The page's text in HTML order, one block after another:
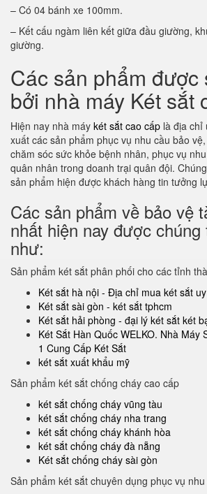
– Có 04 bánh xe 100mm.
– Kết cấu ngàm liên kết giữa đầu giường,
giường.
Các sản phẩm được
bởi nhà máy Két sắt
Hiện nay nhà máy két sắt cao cấp là địa chỉ
xuất các sản phẩm phục vụ nhu cầu bảo
chăm sóc sức khỏe bệnh nhân, phục vụ
quân nhân trong doanh trại quân đội.
sản phẩm hiện được khách hàng tin tưởng
Các sản phẩm về bảo vệ
nhất hiện nay được
như:
Sản phẩm két sắt phân phối cho các tỉnh
Két sắt hà nội - Địa chỉ mua két sắt
Két sắt sài gòn - két sắt tphcm
Két sắt hải phòng - đại lý két sắt két
Két Sắt Hàn Quốc WELKO. Nhà Máy
1 Cung Cấp Két Sắt
két sắt xuất khẩu mỹ
Sản phẩm két sắt chống cháy cao cấp
két sắt chống cháy vũng tàu
két sắt chống cháy nha trang
két sắt chống cháy khánh hòa
két sắt chống cháy đà nẵng
Két sắt chống cháy sài gòn
Sản phẩm két sắt chuyên dụng phục vụ